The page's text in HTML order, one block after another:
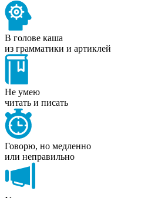
В голове каша
из грамматики и артиклей
Не умею
читать и писать
Говорю, но медленно
или неправильно